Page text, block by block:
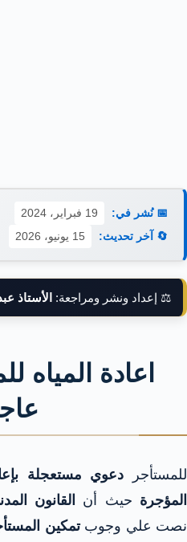
📅 نُشر في:
19 فبراير، 2024
🔄 آخر تحديث:
15 يونيو، 2026
⚖️ إعداد ونشر ومراجعة: الأستاذ
اعادة المياه
للمستأجر دعوي مستعجلة
المؤجرة حيث أن القانون
نصت علي وجوبتمكين